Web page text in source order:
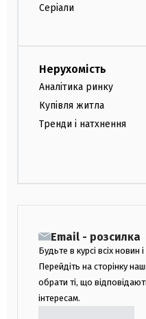
Серіали
Нерухомість
Аналітика ринку
Купівля житла
Тренди і натхнення
Email - розсилка
Будьте в курсі всіх новин
Перейдіть на сторінку
обрати ті, що
інтересам.